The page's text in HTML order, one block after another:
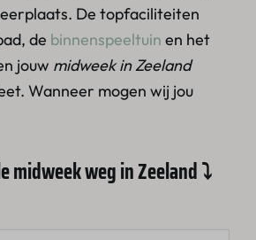
De topfaciliteiten
de binnenspeeltuin en het
jouw midweek in Zeeland
Wanneer mogen wij jou
midweek weg in Zeeland⤵